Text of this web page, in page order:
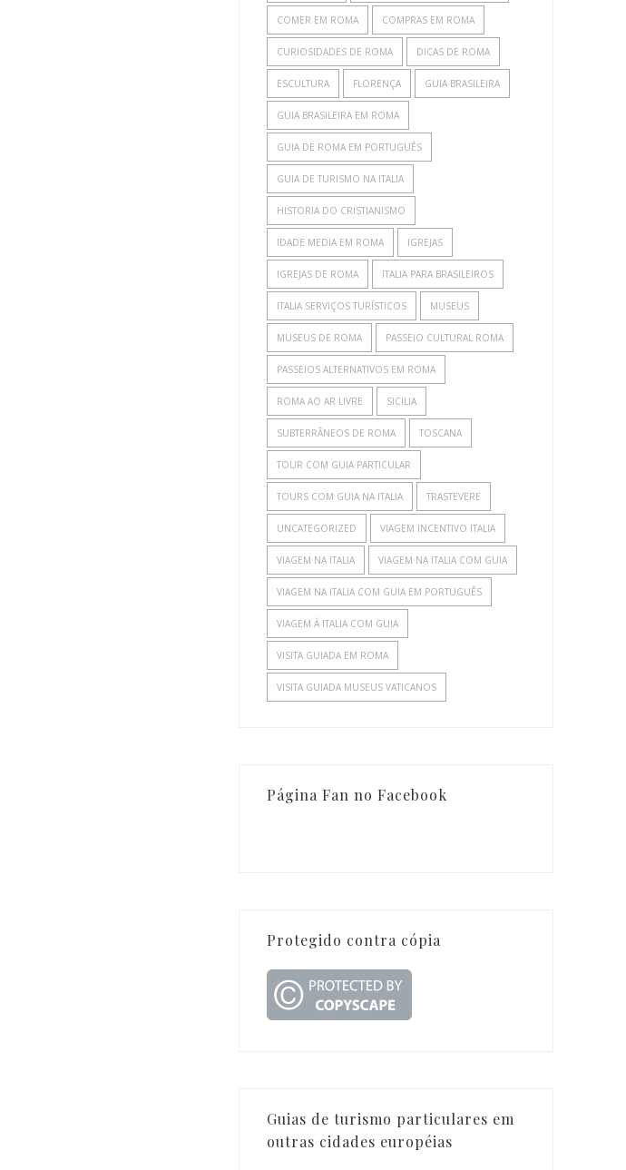
COMER EM ROMA COMPRAS EM ROMA
CURIOSIDADES DE ROMA DICAS DE ROMA
ESCULTURA FLORENÇA GUIA BRASILEIRA
GUIA BRASILEIRA EM ROMA
GUIA DE ROMA EM PORTUGUÊS
GUIA DE TURISMO NA ITALIA
HISTORIA DO CRISTIANISMO
IDADE MEDIA EM ROMA IGREJAS
IGREJAS DE ROMA ITALIA PARA BRASILEIROS
ITALIA SERVIÇOS TURÍSTICOS MUSEUS
MUSEUS DE ROMA PASSEIO CULTURAL ROMA
PASSEIOS ALTERNATIVOS EM ROMA
ROMA AO AR LIVRE SICILIA
SUBTERRÂNEOS DE ROMA TOSCANA
TOUR COM GUIA PARTICULAR
TOURS COM GUIA NA ITALIA TRASTEVERE
UNCATEGORIZED VIAGEM INCENTIVO ITALIA
VIAGEM NA ITALIA VIAGEM NA ITALIA COM GUIA
VIAGEM NA ITALIA COM GUIA EM PORTUGUÊS
VIAGEM À ITALIA COM GUIA
VISITA GUIADA EM ROMA
VISITA GUIADA MUSEUS VATICANOS
Página Fan no Facebook
Protegido contra cópia
Guias de turismo particulares em
outras cidades européias